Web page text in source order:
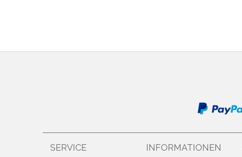
SERVICE INFORMATIONEN